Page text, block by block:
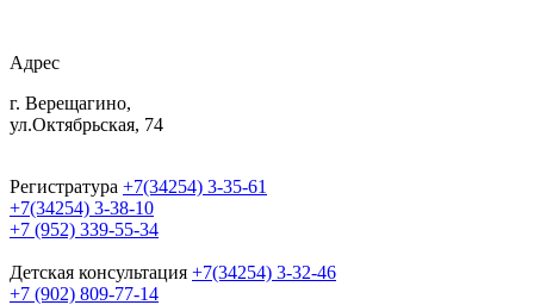
Адрес
г. Верещагино,
ул.Октябрьская, 74
Регистратура +7(34254) 3-35-61
+7(34254) 3-38-10
+7 (952) 339-55-34
Детская консультация +7(34254) 3-32-46
+7 (902) 809-77-14